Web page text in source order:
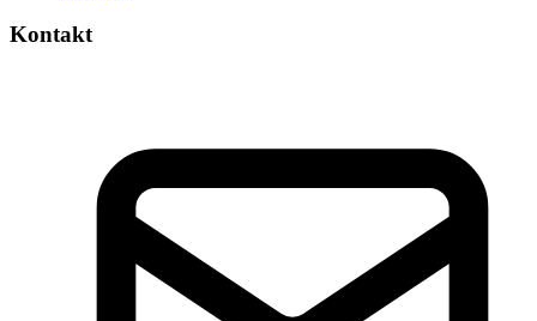
Kontakt